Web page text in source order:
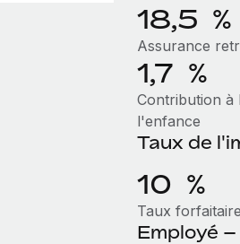
18,5 %
Assurance
1,7 %
Contribution à
l'enfance
Taux de
10 %
Taux forfaitaire
Employé